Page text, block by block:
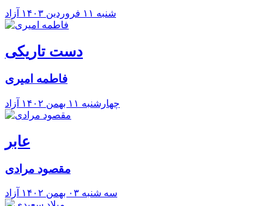
شنبه ۱۱ فروردين ۱۴۰۳ آزاد
دست تاریکی
فاطمه امیری
چهارشنبه ۱۱ بهمن ۱۴۰۲ آزاد
عابر
مقصود مرادی
سه شنبه ۰۳ بهمن ۱۴۰۲ آزاد